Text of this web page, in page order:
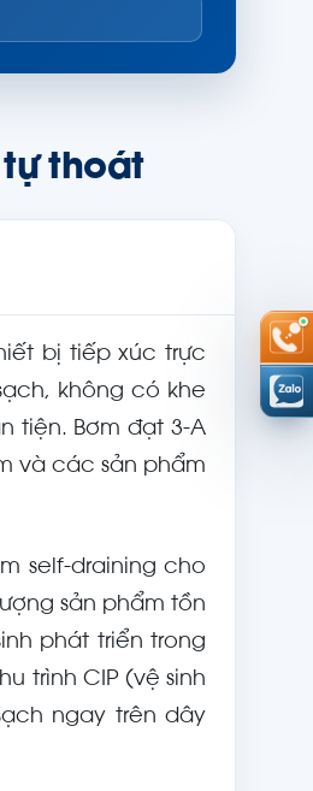
thoát
bị tiếp xúc trực
không có khe
tiện. Bơm đạt 3-A
và các sản phẩm
self-draining cho
sản phẩm tồn
phát triển trong
trình CIP (vệ sinh
ngay trên dây